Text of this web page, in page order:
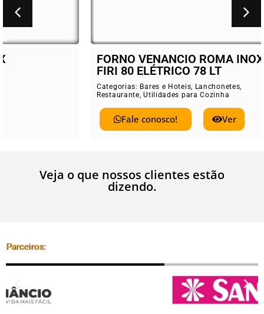
FORNO VENANCIO ROMA INOX
FIRI 80 ELÉTRICO 78 LT
Bares e Hoteis,Lanchonetes,
Utilidades para Cozinha
Ver
Veja o que nossos clientes estão
dizendo.
Parceiros: